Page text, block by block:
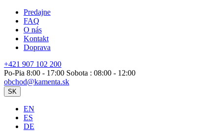
Predajne
FAQ
O nás
Kontakt
Doprava
+421 907 102 200
Po-Pia 8:00 - 17:00 Sobota : 08:00 - 12:00
obchod@kamenta.sk
SK
EN
ES
DE